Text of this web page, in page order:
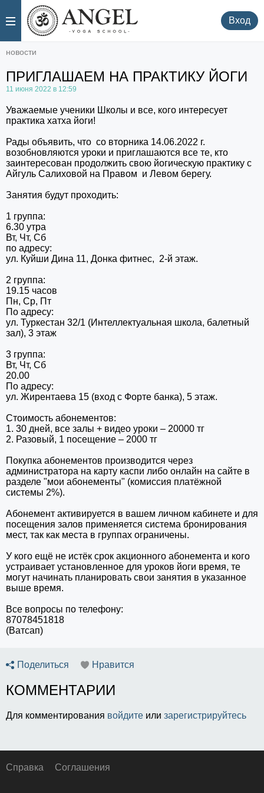
. Вход
новости
ПРИГЛАШАЕМ НА ПРАКТИКУ ЙОГИ
11 июня 2022 в 12:59
Уважаемые ученики Школы и все, кого интересует
практика хатха йоги!
Рады объявить, что со вторника 14.06.2022 г.
возобновляются уроки и приглашаются все те, кто
заинтересован продолжить свою йогическую практику с
Айгуль Салиховой на Правом и Левом берегу.
Занятия будут проходить:
1 группа:
6.30 утра
Вт, Чт, Сб
по адресу:
ул. Куйши Дина 11, Донка фитнес, 2-й этаж.
2 группа:
19.15 часов
Пн, Ср, Пт
По адресу:
ул. Туркестан 32/1 (Интеллектуальная школа, балетный
зал), 3 этаж
3 группа:
Вт, Чт, Сб
20.00
По адресу:
ул. Жирентаева 15 (вход с Форте банка), 5 этаж.
Стоимость абонементов:
1. 30 дней, все залы + видео уроки – 20000 тг
2. Разовый, 1 посещение – 2000 тг
Покупка абонементов производится через
администратора на карту каспи либо онлайн на сайте в
разделе "мои абонементы" (комиссия платёжной
системы 2%).
Абонемент активируется в вашем личном кабинете и для
посещения залов применяется система бронирования
мест, так как места в группах ограничены.
У кого ещё не истёк срок акционного абонемента и кого
устраивает установленное для уроков йоги время, те
могут начинать планировать свои занятия в указанное
выше время.
Все вопросы по телефону:
87078451818
(Ватсап)
Поделиться Нравится
КОММЕНТАРИИ
Для комментирования войдите или зарегистрируйтесь
Справка Соглашения